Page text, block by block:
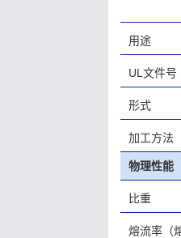
用途
UL文件号
形式
加工方法
物理性能
比重
熔流率（